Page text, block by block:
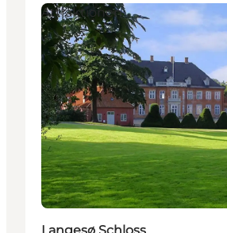
Attraktionen